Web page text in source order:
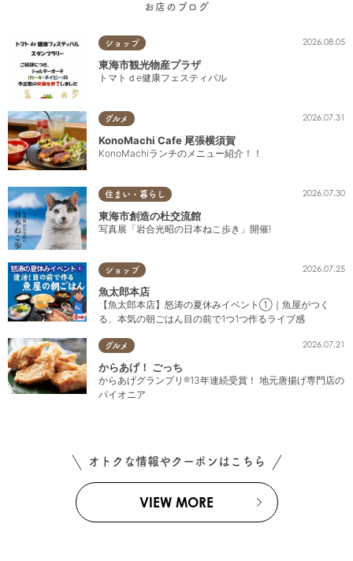
お店のブログ
ショップ 2026.08.05
東海市観光物産プラザ
トマトｄe健康フェスティバル
グルメ 2026.07.31
KonoMachi Cafe 尾張横須賀
KonoMachiランチのメニュー紹介！！
住まい・暮らし 2026.07.30
東海市創造の杜交流館
写真展「岩合光昭の日本ねこ歩き」開催!
ショップ 2026.07.25
魚太郎本店
【魚太郎本店】怒涛の夏休みイベント①｜魚屋がつく
る、本気の朝ごはん目の前で1つ1つ作るライブ感
グルメ 2026.07.21
からあげ！ ごっち
からあげグランプリ®13年連続受賞！ 地元唐揚げ専門店の
パイオニア
オトクな情報やクーポンはこちら
VIEW MORE